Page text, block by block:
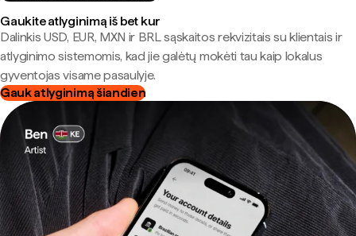
Gaukite atlyginimą iš bet kur
Dalinkis USD, EUR, MXN ir BRL sąskaitos rekvizitais su klientais ir
atlyginimo sistemomis, kad jie galėtų mokėti tau kaip lokalus
gyventojas visame pasaulyje.
Gauk atlyginimą šiandien